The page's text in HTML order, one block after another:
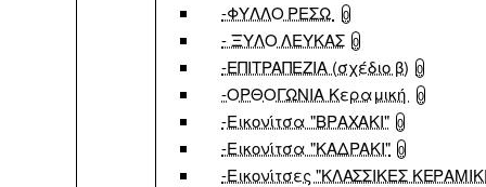
-ΦΥΛΛΟ ΡΕΣΩ 0
- ΞΥΛΟ ΛΕΥΚΑΣ 0
-ΕΠΙΤΡΑΠΕΖΙΑ (σχέδιο β) 0
-ΟΡΘΟΓΩΝΙΑ Κεραμική 0
-Εικονίτσα "ΒΡΑΧΑΚΙ" 0
-Εικονίτσα "ΚΑΔΡΑΚΙ" 0
-Εικονίτσες "ΚΛΑΣΣΙΚΕΣ